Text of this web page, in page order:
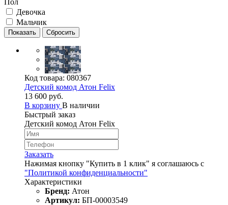
Пол
Девочка
Мальчик
Код товара: 080367
Детский комод Атон Felix
13 600 руб.
В корзину В наличии
Быстрый заказ
Детский комод Атон Felix
Заказать
Нажимая кнопку "Купить в 1 клик" я соглашаюсь с
"Политикой конфиденциальности"
Характеристики
Бренд: Атон
Артикул: БП-00003549